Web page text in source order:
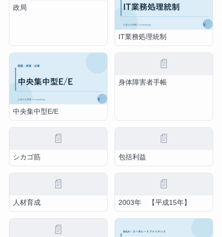
政局
IT業務処理統制
中央集中型E/E
📄
身体障害者手帳
📄
シカゴ筋
📄
包括利益
📄
人材育成
📄
2003年 【平成15年】
📄